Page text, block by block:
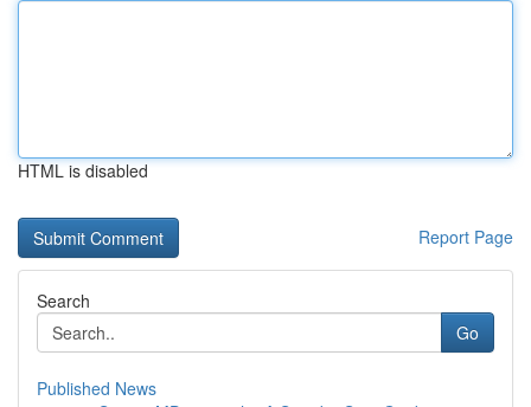
HTML is disabled
Report Page
Search
Go
Published News